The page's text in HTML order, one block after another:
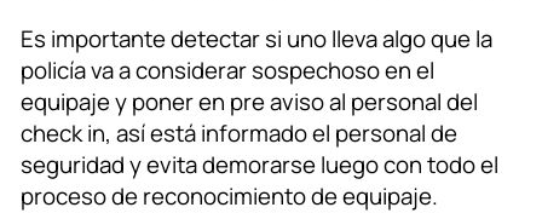
Es importante detectar si uno lleva algo que la
policía va a considerar sospechoso en el
equipaje y poner en pre aviso al personal del
check in, así está informado el personal de
seguridad y evita demorarse luego con todo el
proceso de reconocimiento de equipaje.